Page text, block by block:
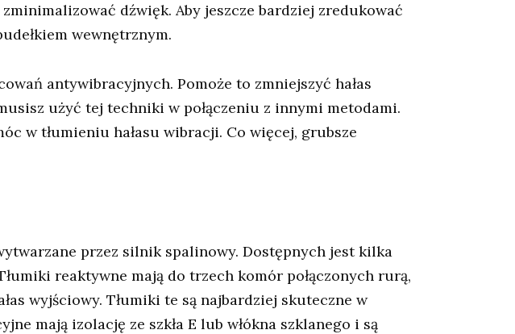
dźwięk. Aby jeszcze bardziej zredukować
wewnętrznym.
antywibracyjnych. Pomoże to zmniejszyć hałas
użyć tej techniki w połączeniu z innymi metodami.
w tłumieniu hałasu wibracji. Co więcej, grubsze
przez silnik spalinowy. Dostępnych jest kilka
reaktywne mają do trzech komór połączonych rurą,
wyjściowy. Tłumiki te są najbardziej skuteczne w
mają izolację ze szkła E lub włókna szklanego i są